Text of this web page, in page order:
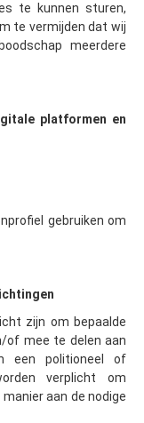
te kunnen sturen,
te vermijden dat wij
meerdere
platformen en
gebruiken om
zijn om bepaalde
of mee te delen aan
een politioneel of
verplicht om
aan de nodige